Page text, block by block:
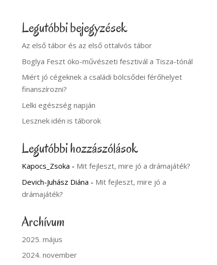
Legutóbbi bejegyzések
Az első tábor és az első ottalvós tábor
Boglya Feszt öko-művészeti fesztivál a Tisza-tónál
Miért jó cégeknek a családi bölcsődei férőhelyet
finanszírozni?
Lelki egészség napján
Lesznek idén is táborok
Legutóbbi hozzászólások
Kapocs_Zsoka - Mit fejleszt, mire jó a drámajáték?
Devich-Juhász Diána - Mit fejleszt, mire jó a
drámajáték?
Archívum
2025. május
2024. november